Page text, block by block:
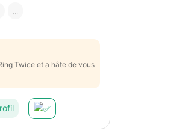
...
Twice et a hâte de vous